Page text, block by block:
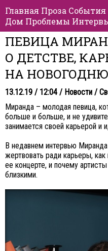
Главная Проза События
Дом Проблемы
ПЕВИЦА
О ДЕТСТВЕ,
НА
13.12.19 / 12:04 / Новости /
Миранда – молодая певица,
больше и больше, и не
занимается своей карьерой и
В недавнем интервью
жертвовать ради карьеры,
ее концерте, и почему
близкими.